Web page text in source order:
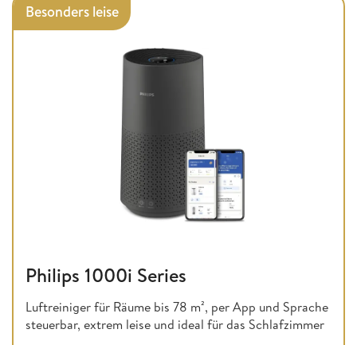
Besonders leise
Philips 1000i Series
Luftreiniger für Räume bis 78 m², per App und Sprache
steuerbar, extrem leise und ideal für das Schlafzimmer